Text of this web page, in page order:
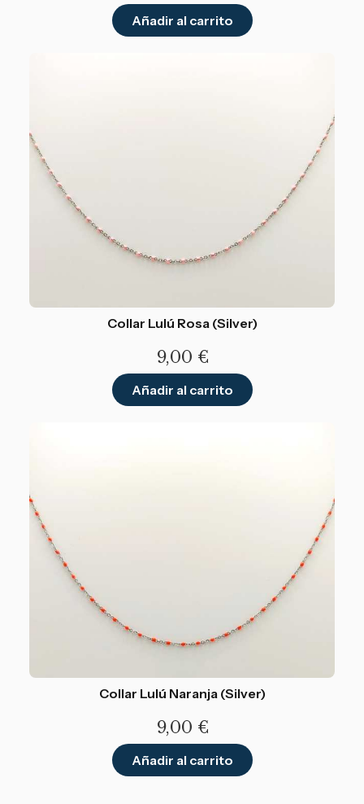
Añadir al carrito
Collar Lulú Rosa (Silver)
9,00 €
Añadir al carrito
Collar Lulú Naranja (Silver)
9,00 €
Añadir al carrito